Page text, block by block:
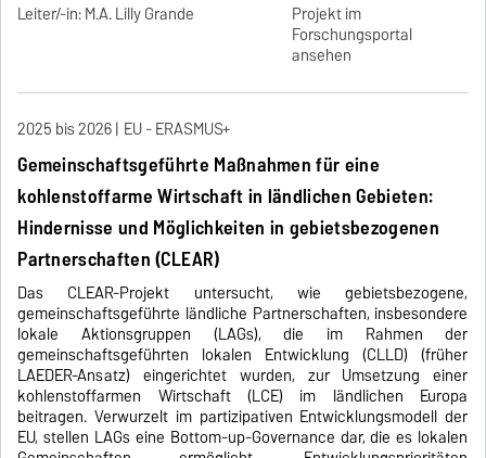
Leiter/-in: M.A. Lilly Grande
Projekt im
Forschungsportal
ansehen
2025 bis 2026 EU - ERASMUS+
Gemeinschaftsgeführte Maßnahmen für eine
kohlenstoffarme Wirtschaft in ländlichen Gebieten:
Hindernisse und Möglichkeiten in gebietsbezogenen
Partnerschaften (CLEAR)
Das CLEAR-Projekt untersucht, wie gebietsbezogene,
gemeinschaftsgeführte ländliche Partnerschaften, insbesondere
lokale Aktionsgruppen (LAGs), die im Rahmen der
gemeinschaftsgeführten lokalen Entwicklung (CLLD) (früher
LAEDER-Ansatz) eingerichtet wurden, zur Umsetzung einer
kohlenstoffarmen Wirtschaft (LCE) im ländlichen Europa
beitragen. Verwurzelt im partizipativen Entwicklungsmodell der
EU, stellen LAGs eine Bottom-up-Governance dar, die es lokalen